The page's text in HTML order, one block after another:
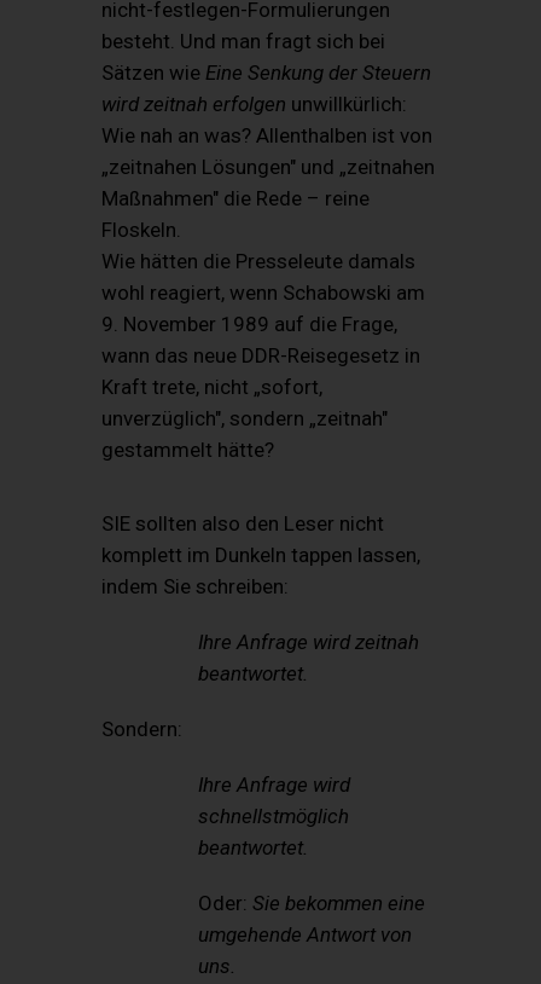
nicht-festlegen-Formulierungen
besteht. Und man fragt sich bei
Sätzen wie Eine Senkung der Steuern
wird zeitnah erfolgen unwillkürlich:
Wie nah an was? Allenthalben ist von
„zeitnahen Lösungen" und „zeitnahen
Maßnahmen" die Rede – reine
Floskeln.
Wie hätten die Presseleute damals
wohl reagiert, wenn Schabowski am
9. November 1989 auf die Frage,
wann das neue DDR-Reisegesetz in
Kraft trete, nicht „sofort,
unverzüglich", sondern „zeitnah"
gestammelt hätte?
SIE sollten also den Leser nicht
komplett im Dunkeln tappen lassen,
indem Sie schreiben:
Ihre Anfrage wird zeitnah
beantwortet.
Sondern:
Ihre Anfrage wird
schnellstmöglich
beantwortet.
Oder: Sie bekommen eine
umgehende Antwort von
uns.